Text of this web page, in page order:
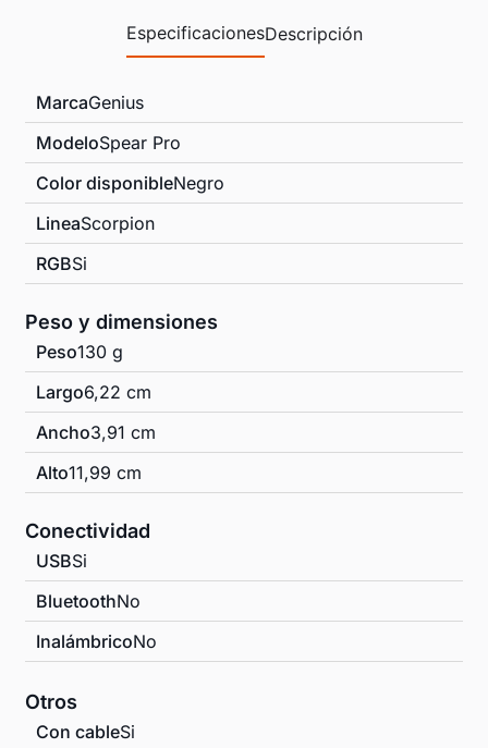
EspecificacionesDescripción
MarcaGenius
ModeloSpear Pro
Color disponibleNegro
LineaScorpion
RGBSi
Peso y dimensiones
Peso130 g
Largo6,22 cm
Ancho3,91 cm
Alto11,99 cm
Conectividad
USBSi
BluetoothNo
InalámbricoNo
Otros
Con cableSi